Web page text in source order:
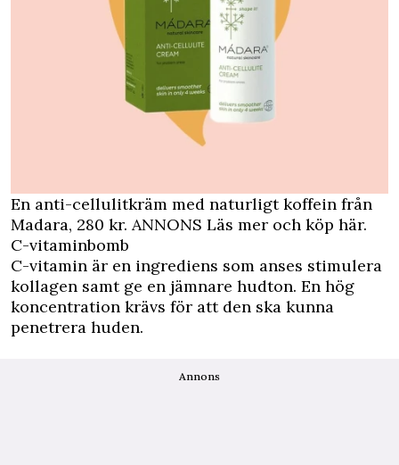
En anti-cellulitkräm med naturligt koffein från
Madara, 280 kr. ANNONS Läs mer och köp här.
C-vitaminbomb
C-vitamin är en ingrediens som anses stimulera
kollagen samt ge en jämnare hudton. En hög
koncentration krävs för att den ska kunna
penetrera huden.
Annons